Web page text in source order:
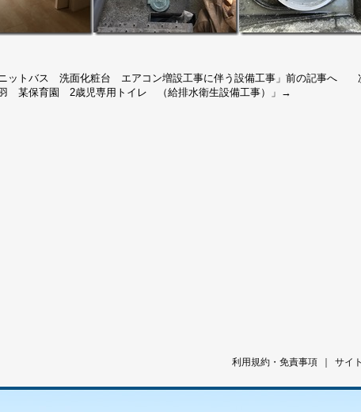
トバス 洗面化粧台 エアコン増設工事に伴う設備工事 」前の記事へ
某保育園 2歳児専用トイレ （給排水衛生設備工事） 」→
サイ
利用規約・免責事項